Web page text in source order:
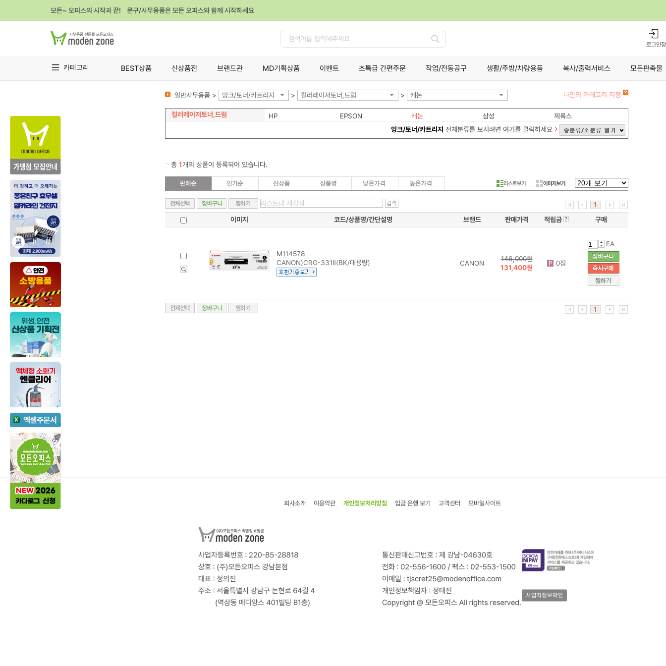
모든~ 오피스의 시작과 끝! 문구/사무용품은 모든 오피스와 함께 시작하세요
검
로그인
카테고리 BEST상품 신상품전 브랜드관 MD기획상품 이벤트 초특급 간편주문 작업/전동공구 생활/주방/차량용품 복사/출력서비스 모든판촉물
일반사무용품 > 잉크/토너/카트리지 > 컬러레이저토너,드럼 > 캐논 나만의 카테고리 지정
컬러레이저토너,드럼 HP EPSON 캐논 삼성
제록스
잉크/토너/카트리지 전체분류를 보시려면 여기를 클릭하세요
총 1개의 상품이 등록되어 있습니다.
리스트보기 이미지보기
1
이미지
코드/상품명/간단설명 브랜드 판매가격 적립금 구매
M114578
CANON)CRG-331Ⅱ(BK/대용량)
CANON
146,000원
131,400원
0점
EA
1
회사소개 이용약관 개인정보처리방침 입금 은행 보기 고객센터 모바일사이트